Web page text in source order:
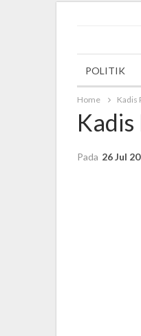
POLITIK
Home Kadis
Pada 26 Jul